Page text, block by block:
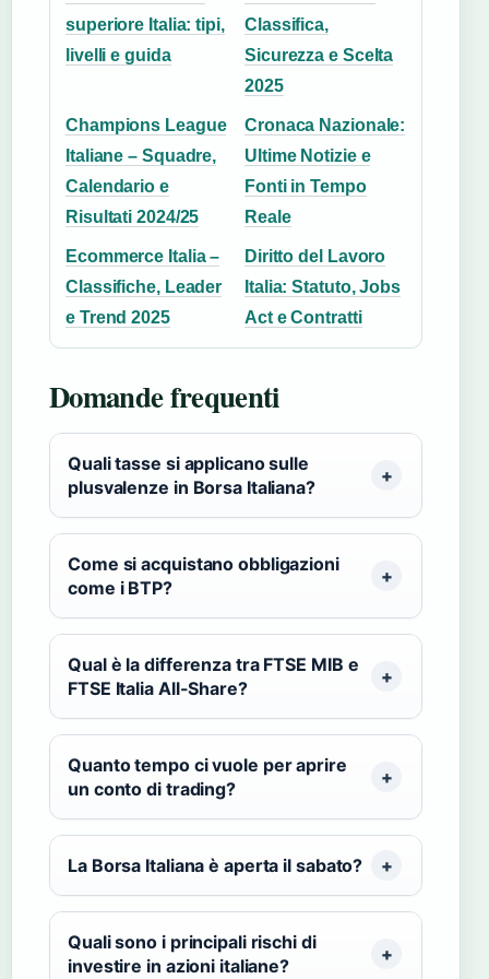
superiore Italia: tipi,
livelli e guida
Classifica,
Sicurezza e Scelta
2025
Champions League
Italiane – Squadre,
Calendario e
Risultati 2024/25
Cronaca Nazionale:
Ultime Notizie e
Fonti in Tempo
Reale
Ecommerce Italia –
Classifiche, Leader
e Trend 2025
Diritto del Lavoro
Italia: Statuto, Jobs
Act e Contratti
Domande frequenti
Quali tasse si applicano sulle
plusvalenze in Borsa Italiana?
Come si acquistano obbligazioni
come i BTP?
Qual è la differenza tra FTSE MIB e
FTSE Italia All-Share?
Quanto tempo ci vuole per aprire
un conto di trading?
La Borsa Italiana è aperta il sabato?
Quali sono i principali rischi di
investire in azioni italiane?